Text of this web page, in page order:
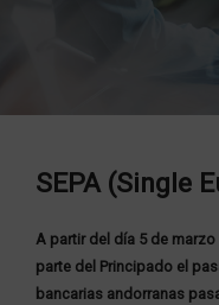
SEPA (Single
A partir del día 5 de
parte del Principado el
bancarias andorranas